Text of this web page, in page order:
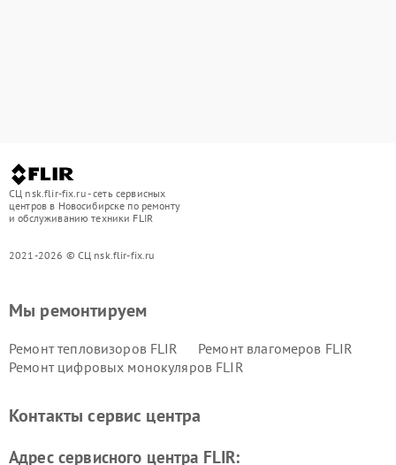
СЦ nsk.flir-fix.ru - сеть сервисных
центров в Новосибирске по ремонту
и обслуживанию техники FLIR
2021-2026 © СЦ nsk.flir-fix.ru
Мы ремонтируем
Ремонт тепловизоров FLIR
Ремонт влагомеров FLIR
Ремонт цифровых монокуляров FLIR
Контакты сервис центра
Адрес сервисного центра FLIR: